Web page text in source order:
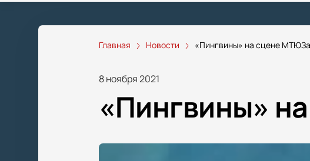
Главная Новости «Пингвины» на сцене МТЮЗа
8 ноября 2021
«Пингвины»